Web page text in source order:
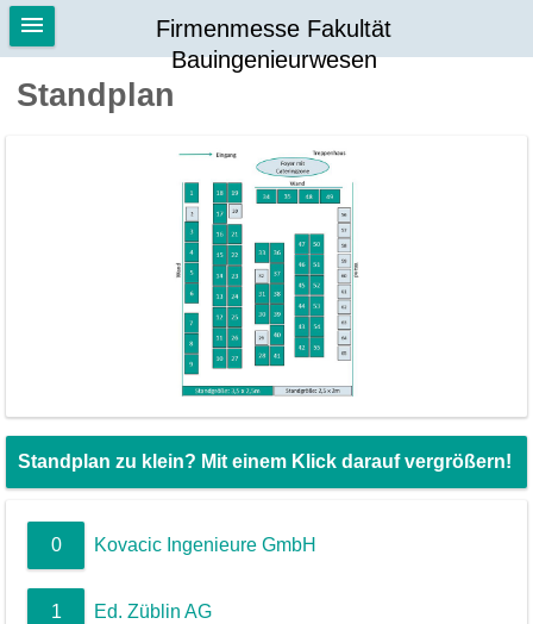
Firmenmesse Fakultät
Bauingenieurwesen
Standplan
Standplan zu klein? Mit einem Klick darauf vergrößern!
0 Kovacic Ingenieure GmbH
1 Ed. Züblin AG